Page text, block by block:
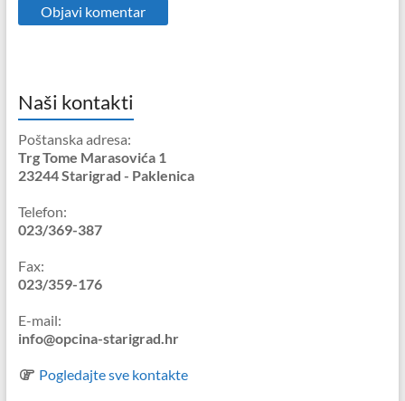
Naši kontakti
Poštanska adresa:
Trg Tome Marasovića 1
23244 Starigrad - Paklenica
Telefon:
023/369-387
Fax:
023/359-176
E-mail:
info@opcina-starigrad.hr
Pogledajte sve kontakte